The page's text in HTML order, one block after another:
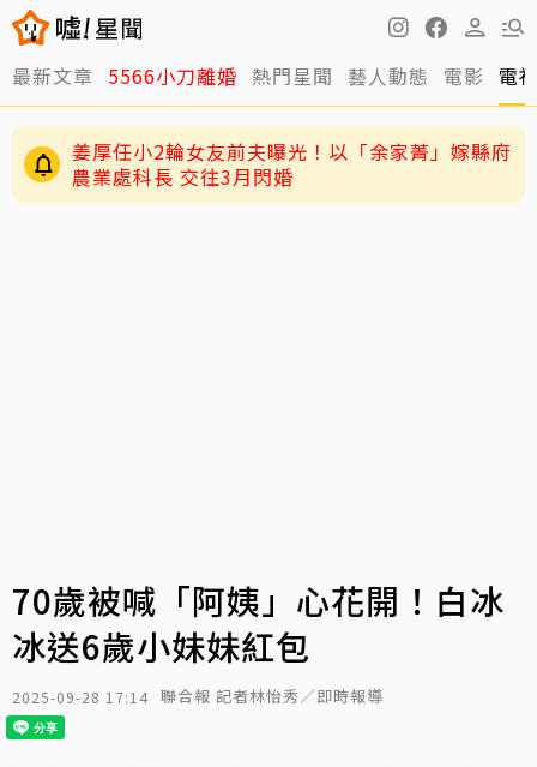
最新文章 5566小刀離婚 熱門星聞 藝人動態 電影 電
姜厚任小2輪女友前夫曝光！以「余家菁」嫁縣府
農業處科長 交往3月閃婚
70歲被喊「阿姨」心花開！白冰
冰送6歲小妹妹紅包
2025-09-28 17:14 聯合報 記者林怡秀／即時報導